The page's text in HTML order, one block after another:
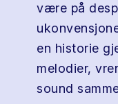
være på
en historie
melodier,
sound